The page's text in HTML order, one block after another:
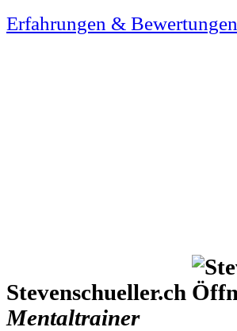
Erfahrungen & Bewertungen
Stevenschueller.ch
Mentaltrainer